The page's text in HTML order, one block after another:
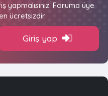
yapmalısınız. Foruma üye
ücretsizdir.
Giriş yap